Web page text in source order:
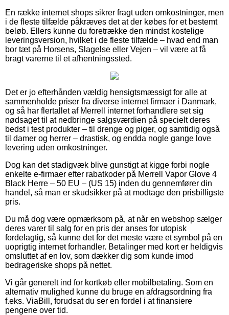
En række internet shops sikrer fragt uden omkostninger, men
i de fleste tilfælde påkræves det at der købes for et bestemt
beløb. Ellers kunne du foretrække den mindst kostelige
leveringsversion, hvilket i de fleste tilfælde – hvad end man
bor tæt på Horsens, Slagelse eller Vejen – vil være at få
bragt varerne til et afhentningssted.
Det er jo efterhånden vældig hensigtsmæssigt for alle at
sammenholde priser fra diverse internet firmaer i Danmark,
og så har flertallet af Merrell internet forhandlere set sig
nødsaget til at nedbringe salgsværdien på specielt deres
bedst i test produkter – til drenge og piger, og samtidig også
til damer og herrer – drastisk, og endda nogle gange love
levering uden omkostninger.
Dog kan det stadigvæk blive gunstigt at kigge forbi nogle
enkelte e-firmaer efter rabatkoder på Merrell Vapor Glove 4
Black Herre – 50 EU – (US 15) inden du gennemfører din
handel, så man er skudsikker på at modtage den prisbilligste
pris.
Du må dog være opmærksom på, at når en webshop sælger
deres varer til salg for en pris der anses for utopisk
fordelagtig, så kunne det for det meste være et symbol på en
uoprigtig internet forhandler. Betalinger med kort er heldigvis
omsluttet af en lov, som dækker dig som kunde imod
bedrageriske shops på nettet.
Vi går generelt ind for kortkøb eller mobilbetaling. Som en
alternativ mulighed kunne du bruge en afdragsordning fra
f.eks. ViaBill, forudsat du ser en fordel i at finansiere
pengene over tid.